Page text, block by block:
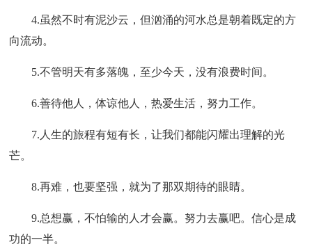
4.虽然不时有泥沙云，但汹涌的河水总是朝着既定的方
向流动。
5.不管明天有多落魄，至少今天，没有浪费时间。
6.善待他人，体谅他人，热爱生活，努力工作。
7.人生的旅程有短有长，让我们都能闪耀出理解的光
芒。
8.再难，也要坚强，就为了那双期待的眼睛。
9.总想赢，不怕输的人才会赢。努力去赢吧。信心是成
功的一半。